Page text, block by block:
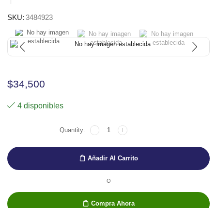
SKU: 3484923
$34,500
4 disponibles
MARCADOR
EDDING
ACRILICO
DOBLE
Añadir Al Carrito
O
Compra Ahora